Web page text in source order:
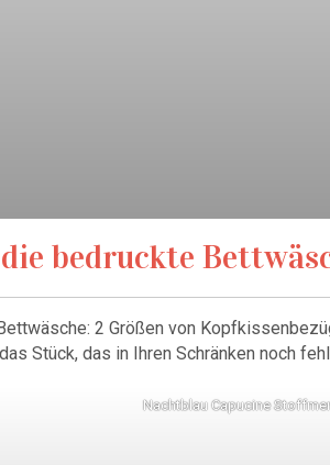
bedruckte
2 Größen von
Stück, das in Ihren Schränken noch
Nachtblau Capucine